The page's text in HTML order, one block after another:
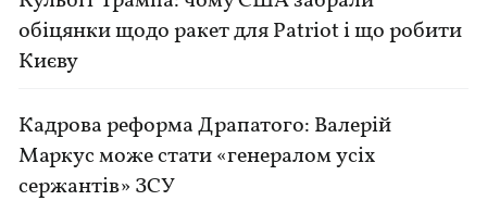
обіцянки щодо ракет для Patriot і що робити
Києву
Кадрова реформа Драпатого: Валерій
Маркус може стати «генералом усіх
сержантів» ЗСУ